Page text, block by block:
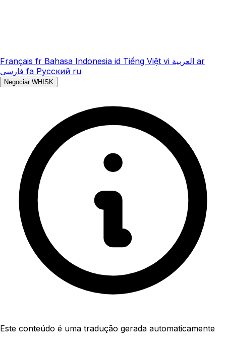
Français fr Bahasa Indonesia id Tiếng Việt vi العربية ar
فارسی fa Русский ru
Negociar WHISK
Este conteúdo é uma tradução gerada automaticamente